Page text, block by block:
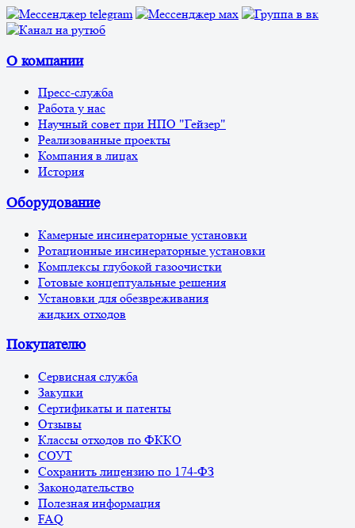
О компании
Пресс-служба
Работа у нас
Научный совет при НПО "Гейзер"
Реализованные проекты
Компания в лицах
История
Оборудование
Камерные инсинераторные установки
Ротационные инсинераторные установки
Комплексы глубокой газоочистки
Готовые концептуальные решения
Установки для обезвреживания
жидких отходов
Покупателю
Сервисная служба
Закупки
Сертификаты и патенты
Отзывы
Классы отходов по ФККО
СОУТ
Сохранить лицензию по 174-ФЗ
Законодательство
Полезная информация
FAQ